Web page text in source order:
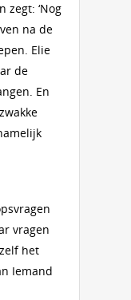
zegt: ‘Nog
na de
Elie
de
En
vragen
het
Iemand